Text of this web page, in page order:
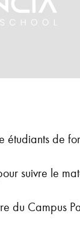
de
suivre le
du Campus